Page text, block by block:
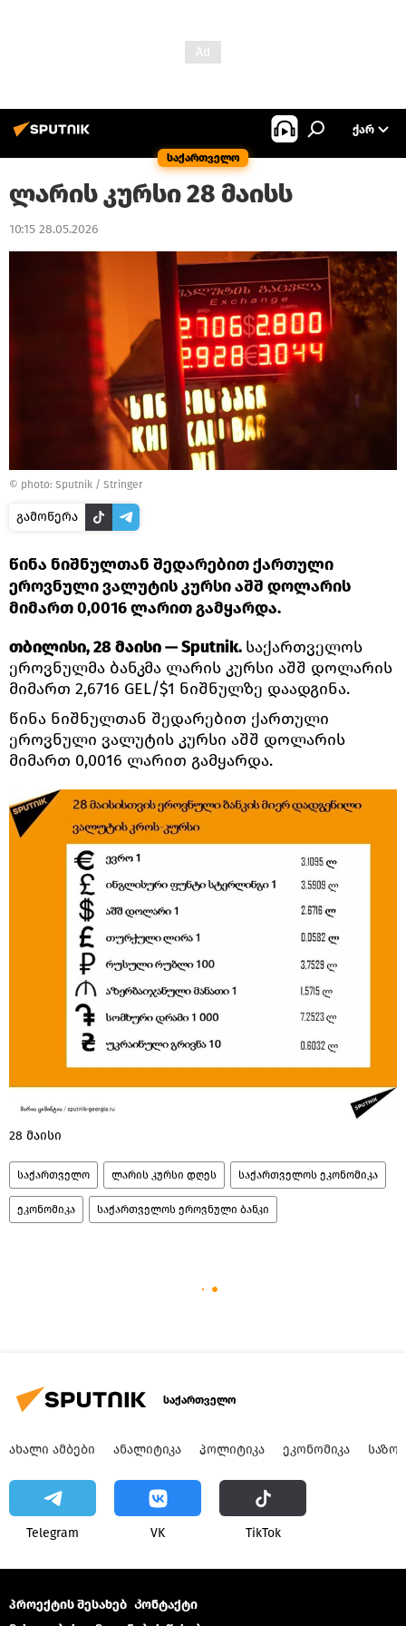
საქართველო
ᲥᲐᲠ
ლარის კურსი 28 მაისს
10:15 28.05.2026
© photo: Sputnik / Stringer
გამოწერა
წინა ნიშნულთან შედარებით ქართული
ეროვნული ვალუტის კურსი აშშ დოლარის
მიმართ 0,0016 ლარით გამყარდა.
თბილისი, 28 მაისი — Sputnik. საქართველოს
ეროვნულმა ბანკმა ლარის კურსი აშშ დოლარის
მიმართ 2,6716 GEL/$1 ნიშნულზე დაადგინა.
წინა ნიშნულთან შედარებით ქართული
ეროვნული ვალუტის კურსი აშშ დოლარის
მიმართ 0,0016 ლარით გამყარდა.
28 მაისი
საქართველო ლარის კურსი დღეს საქართველოს ეკონომიკა
ეკონომიკა საქართველოს ეროვნული ბანკი
საქართველო
ᲐᲮᲐᲚᲘ ᲐᲛᲑᲔᲑᲘ ᲐᲜᲐᲚᲘᲢᲘᲙᲐ ᲞᲝᲚᲘᲢᲘᲙᲐ ᲔᲙᲝᲜᲝᲛᲘᲙᲐ
Telegram VK ТikТоk
პროექტის შესახებ Კონტაქტი